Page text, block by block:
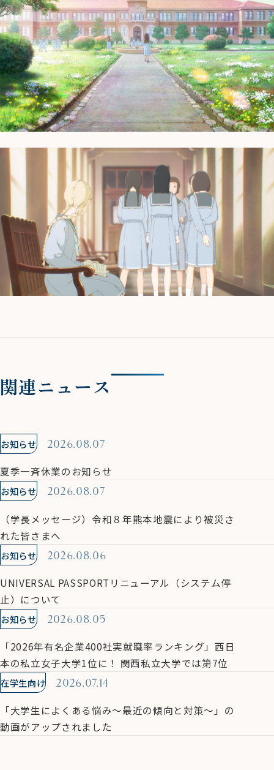
関連ニュース
お知らせ 2026.08.07
夏季一斉休業のお知らせ
お知らせ 2026.08.07
（学長メッセージ）令和８年熊本地震により被災さ
れた皆さまへ
お知らせ 2026.08.06
UNIVERSAL PASSPORTリニューアル（システム停
止）について
お知らせ 2026.08.05
「2026年有名企業400社実就職率ランキング」西日
本の私立女子大学1位に！ 関西私立大学では第7位
在学生向け 2026.07.14
「大学生によくある悩み～最近の傾向と対策～」の
動画がアップされました